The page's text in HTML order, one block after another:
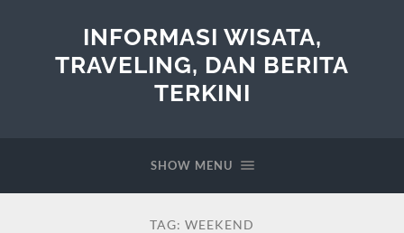
INFORMASI WISATA,
TRAVELING, DAN BERITA
TERKINI
SHOW MENU
TAG: WEEKEND